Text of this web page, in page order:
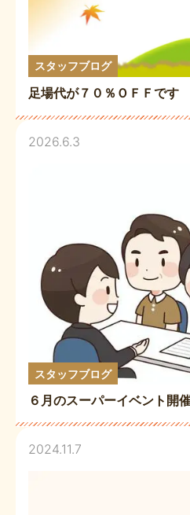
スタッフブログ
足場代が７０％ＯＦＦです
2026.6.3
スタッフブログ
６月のスーパーイベント開
2024.11.7